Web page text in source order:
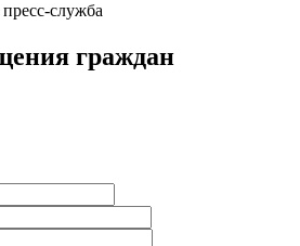
служба
граждан